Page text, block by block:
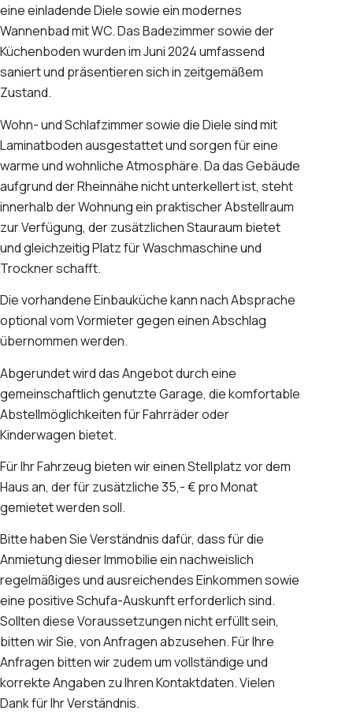
eine einladende Diele sowie ein modernes
Wannenbad mit WC. Das Badezimmer sowie der
Küchenboden wurden im Juni 2024 umfassend
saniert und präsentieren sich in zeitgemäßem
Zustand.
Wohn- und Schlafzimmer sowie die Diele sind mit
Laminatboden ausgestattet und sorgen für eine
warme und wohnliche Atmosphäre. Da das Gebäude
aufgrund der Rheinnähe nicht unterkellert ist, steht
innerhalb der Wohnung ein praktischer Abstellraum
zur Verfügung, der zusätzlichen Stauraum bietet
und gleichzeitig Platz für Waschmaschine und
Trockner schafft.
Die vorhandene Einbauküche kann nach Absprache
optional vom Vormieter gegen einen Abschlag
übernommen werden.
Abgerundet wird das Angebot durch eine
gemeinschaftlich genutzte Garage, die komfortable
Abstellmöglichkeiten für Fahrräder oder
Kinderwagen bietet.
Für Ihr Fahrzeug bieten wir einen Stellplatz vor dem
Haus an, der für zusätzliche 35,- € pro Monat
gemietet werden soll.
Bitte haben Sie Verständnis dafür, dass für die
Anmietung dieser Immobilie ein nachweislich
regelmäßiges und ausreichendes Einkommen sowie
eine positive Schufa-Auskunft erforderlich sind.
Sollten diese Voraussetzungen nicht erfüllt sein,
bitten wir Sie, von Anfragen abzusehen. Für Ihre
Anfragen bitten wir zudem um vollständige und
korrekte Angaben zu Ihren Kontaktdaten. Vielen
Dank für Ihr Verständnis.